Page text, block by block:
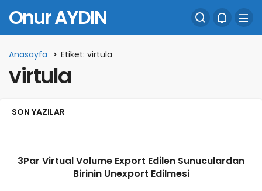
Onur AYDIN
Anasayfa Etiket: virtula
virtula
SON YAZILAR
3Par Virtual Volume Export Edilen Sunuculardan
Birinin Unexport Edilmesi